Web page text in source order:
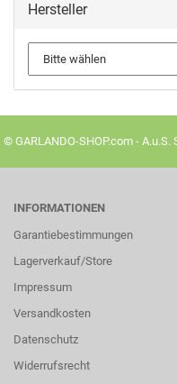
Hersteller
© GARLANDO-SHOP.com -
INFORMATIONEN
Garantiebestimmungen
Lagerverkauf/Store
Impressum
Versandkosten
Datenschutz
Widerrufsrecht